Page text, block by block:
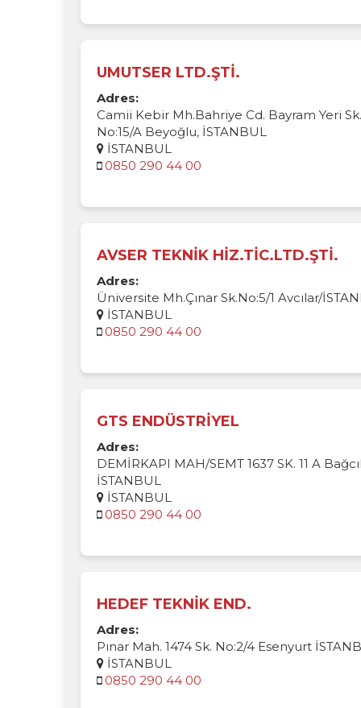
UMUTSER LTD.ŞTİ.
Adres:
Camii Kebir Mh.Bahriye Cd. Bayram Yeri Sk.
No:15/A Beyoğlu, İSTANBUL
İSTANBUL
0850 290 44 00
AVSER TEKNİK HİZ.TİC.LTD.ŞTİ.
Adres:
Üniversite Mh.Çınar Sk.No:5/1 Avcılar/
İSTANBUL
0850 290 44 00
GTS ENDÜSTRİYEL
Adres:
DEMİRKAPI MAH/SEMT 1637 SK. 11 A
İSTANBUL
İSTANBUL
0850 290 44 00
HEDEF TEKNİK END.
Adres:
Pınar Mah. 1474 Sk. No:2/4 Esenyurt
İSTANBUL
0850 290 44 00